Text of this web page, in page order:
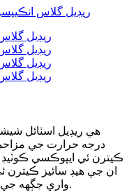
هي ريڊيل اسٽائل
درجه حرارت جي
ڪيترن ئي ايپوڪسي
ان جي هيڊ سائيز
واري جڳهه جي ماحول ۾ استعمال لاءِ ننڍو ٿي سگهي ٿو.